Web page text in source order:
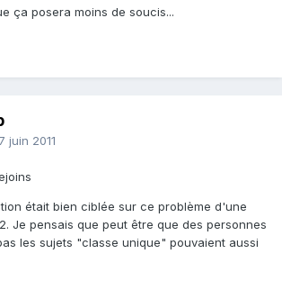
ça posera moins de soucis...
juin 2011
était bien ciblée sur ce problème d'une
Je pensais que peut être que des personnes
les sujets "classe unique" pouvaient aussi